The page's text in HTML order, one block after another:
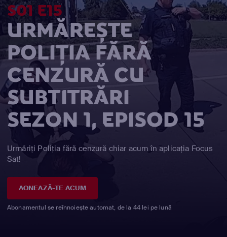
S01 E15
URMĂREȘTE
POLIȚIA FĂRĂ
CENZURĂ CU
SUBTITRĂRI
SEZON 1, EPISOD 15
Urmăriți Poliția fără cenzură chiar acum în aplicația Focus
Sat!
AONEAZĂ-TE ACUM
Abonamentul se reînnoiește automat, de la 44 lei pe lună